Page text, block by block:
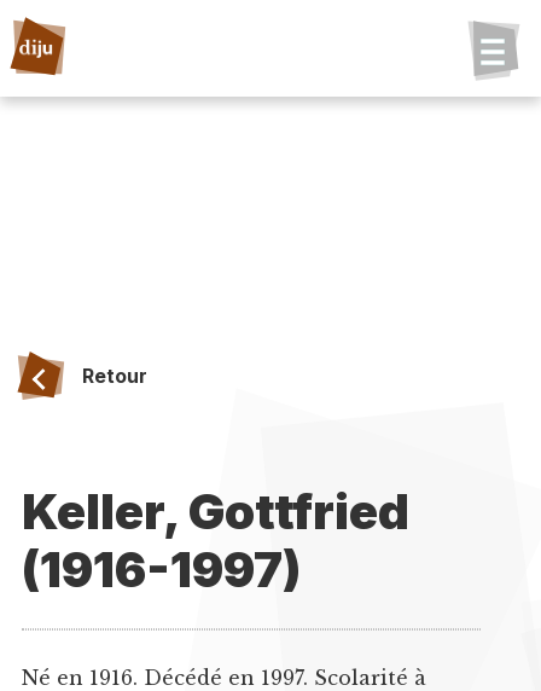
Retour
Keller, Gottfried
(1916-1997)
Né en 1916. Décédé en 1997. Scolarité à